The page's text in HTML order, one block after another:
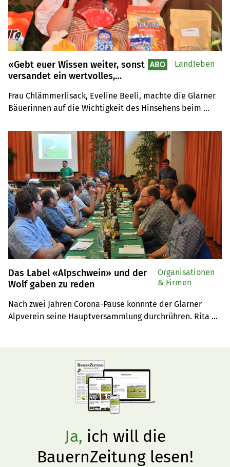
«Gebt euer Wissen weiter, sonst
versandet ein wertvolles,
Frau Chlämmerlisack, Eveline Beeli, machte die Glarner
Bäuerinnen auf die Wichtigkeit des Hinsehens beim
Wissen in der Lebensmittelverarbeitung und -herstellung
unbedingt an Kinder und Enkelkinder weiterzugeben.
ABO Landleben
Das Label «Alpschwein» und der
Wolf gaben zu reden
Nach zwei Jahren Corona-Pause konnnte der Glarner
Alpverein seine Hauptversammlung durchrühren. Rita
Organisationen
& Firmen
Ja, ich will die
BauernZeitung lesen!